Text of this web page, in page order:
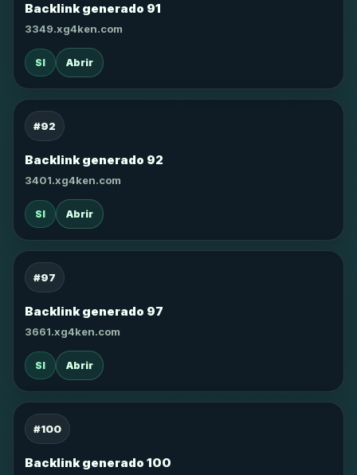
Backlink generado 91
3349.xg4ken.com
SI Abrir
#92
Backlink generado 92
3401.xg4ken.com
SI Abrir
#97
Backlink generado 97
3661.xg4ken.com
SI Abrir
#100
Backlink generado 100